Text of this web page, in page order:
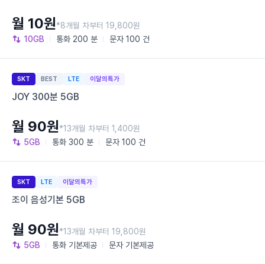
10GB 통화 200 분 문자 100 건
월 10원*8개월 차부터 19,800원
SKT BEST LTE 이달의특가
JOY 300분 5GB
5GB 통화 300 분 문자 100 건
월 90원*13개월 차부터 1,400원
SKT LTE 이달의특가
조이 음성기본 5GB
5GB 통화 기본제공 문자 기본제공
월 90원*13개월 차부터 19,800원